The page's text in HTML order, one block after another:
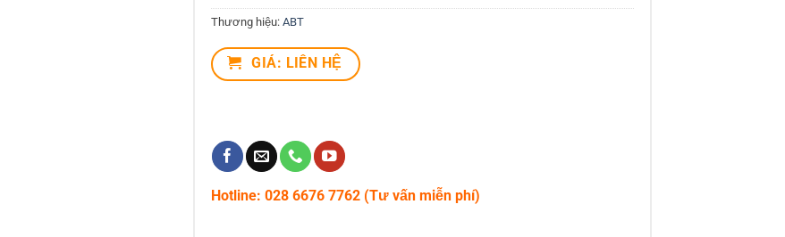
Thương hiệu: ABT
GIÁ: LIÊN HỆ
Hotline: 028 6676 7762 (Tư vấn miễn phí)